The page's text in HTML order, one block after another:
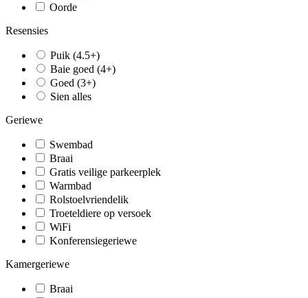
Oorde
Resensies
Puik (4.5+)
Baie goed (4+)
Goed (3+)
Sien alles
Geriewe
Swembad
Braai
Gratis veilige parkeerplek
Warmbad
Rolstoelvriendelik
Troeteldiere op versoek
WiFi
Konferensiegeriewe
Kamergeriewe
Braai